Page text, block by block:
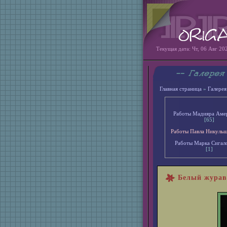
Текущая дата: Чт, 06 Авг
Главная страница » Галерея
Работы Мадияра
[65]
Работы Павла
Работы Марка
[1]
Белый